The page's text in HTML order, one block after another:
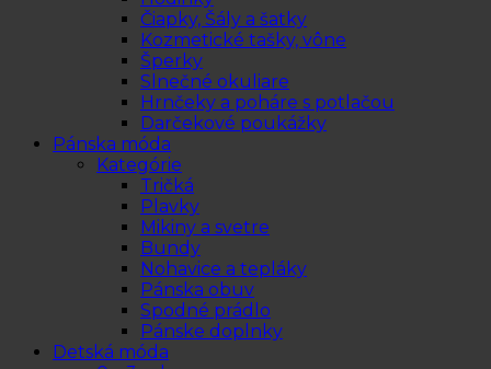
Čiapky, Šály a šatky
Kozmetické tašky, vône
Šperky
Slnečné okuliare
Hrnčeky a poháre s potlačou
Darčekové poukážky
Pánska móda
Kategórie
Tričká
Plavky
Mikiny a svetre
Bundy
Nohavice a tepláky
Pánska obuv
Spodné prádlo
Pánske doplnky
Detská móda